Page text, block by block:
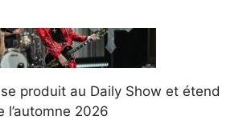
produit au Daily Show et étend
l’automne 2026